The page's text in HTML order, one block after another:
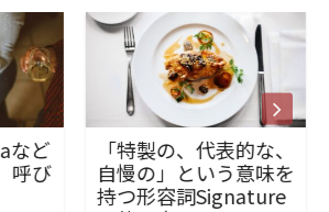
「特製の、代表的な、
自慢の」という意味を
持つ形容詞Signature
英文メ
2014-11-